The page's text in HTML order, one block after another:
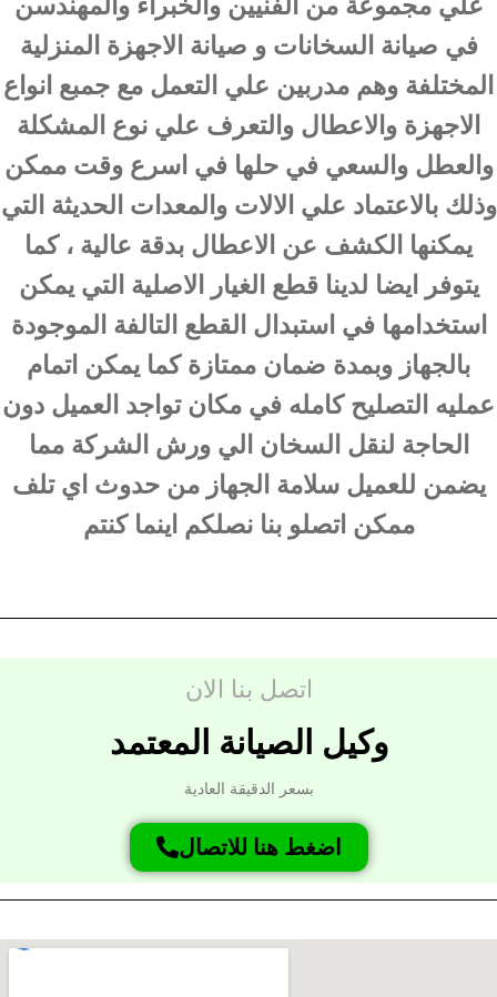
في صيانة السخانات و صيانة الاجهزة المنزلية
المختلفة وهم مدربين علي التعمل مع جمبع انواع
الاجهزة والاعطال والتعرف علي نوع المشكلة
والعطل والسعي في حلها في اسرع وقت ممكن
وذلك بالاعتماد علي الالات والمعدات الحديثة التي
يمكنها الكشف عن الاعطال بدقة عالية ، كما
يتوفر ايضا لدينا قطع الغيار الاصلية التي يمكن
استخدامها في استبدال القطع التالفة الموجودة
بالجهاز وبمدة ضمان ممتازة كما يمكن اتمام
عمليه التصليح كامله في مكان تواجد العميل دون
الحاجة لنقل السخان الي ورش الشركة مما
يضمن للعميل سلامة الجهاز من حدوث اي تلف
ممكن اتصلو بنا نصلكم اينما كنتم
اتصل بنا الان
وكيل الصيانة المعتمد
بسعر الدقيقة العادية
اضغط هنا للاتصال